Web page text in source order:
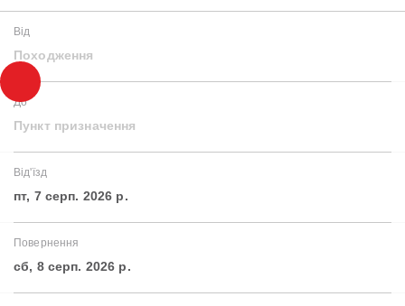
Від
Походження
До
Пункт призначення
Від'їзд
пт, 7 серп. 2026 р.
Повернення
сб, 8 серп. 2026 р.